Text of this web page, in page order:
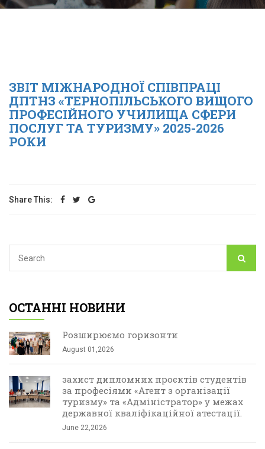
ЗВІТ МІЖНАРОДНОЇ СПІВПРАЦІ
ДПТНЗ «ТЕРНОПІЛЬСЬКОГО ВИЩОГО
ПРОФЕСІЙНОГО УЧИЛИЩА СФЕРИ
ПОСЛУГ ТА ТУРИЗМУ» 2025-2026
РОКИ
Share This:
ОСТАННІ НОВИНИ
Розширюємо горизонти
August 01,2026
захист дипломних проєктів студентів
за професіями «Агент з організації
туризму» та «Адміністратор» у межах
державної кваліфікаційної атестації.
June 22,2026